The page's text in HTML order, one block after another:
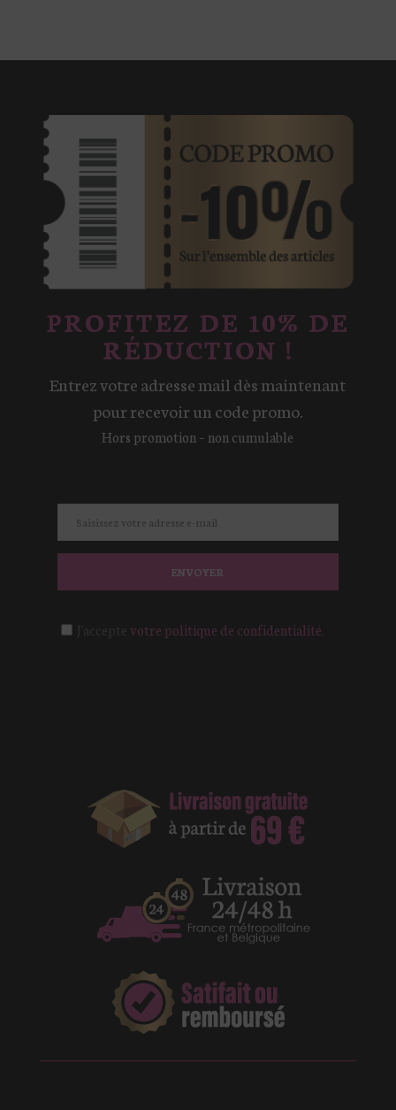
PROFITEZ DE 10% DE
RÉDUCTION !
Entrez votre adresse mail dès maintenant
pour recevoir un code promo.
Hors promotion – non cumulable
ENVOYER
votre politique de confidentialité.